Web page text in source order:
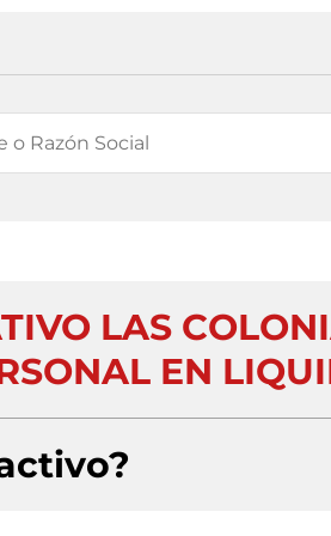
LAS
EN